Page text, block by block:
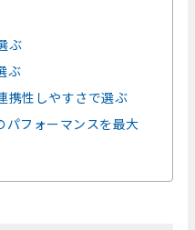
ぶ
ぶ
携性しやすさで選ぶ
パフォーマンスを最大